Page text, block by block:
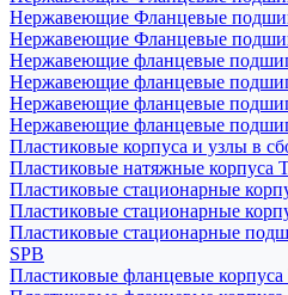
Нержавеющие Фланцевые
Нержавеющие Фланцевые
Нержавеющие фланцевые
Нержавеющие фланцевые
Нержавеющие фланцевые
Нержавеющие фланцевые
Пластиковые корпуса и узлы в
Пластиковые натяжные корпуса
Пластиковые стационарные
Пластиковые стационарные
Пластиковые стационарные
SPB
Пластиковые фланцевые корпуса